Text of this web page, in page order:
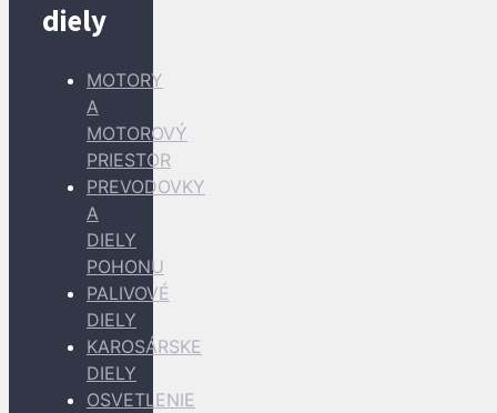
diely
MOTORY
A
MOTOROVÝ
PRIESTOR
PREVODOVKY
A
DIELY
POHONU
PALIVOVÉ
DIELY
KAROSÁRSKE
DIELY
OSVETLENIE